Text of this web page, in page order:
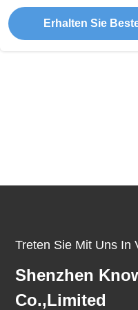
Erhalten Sie
Treten Sie Mit Uns In
Shenzhen
Co.,limited